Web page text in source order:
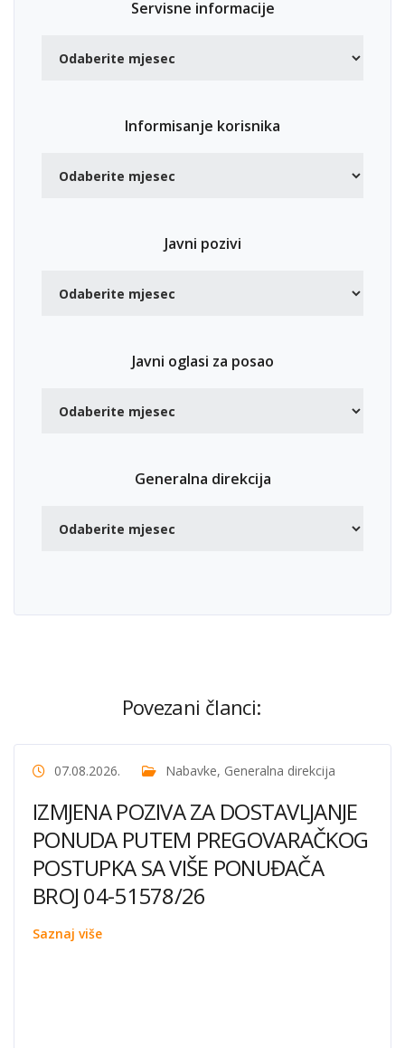
Servisne informacije
Informisanje korisnika
Javni pozivi
Javni oglasi za posao
Generalna direkcija
Povezani članci:
07.08.2026. Nabavke, Generalna direkcija
IZMJENA POZIVA ZA DOSTAVLJANJE
PONUDA PUTEM PREGOVARAČKOG
POSTUPKA SA VIŠE PONUĐAČA
BROJ 04-51578/26
Saznaj više